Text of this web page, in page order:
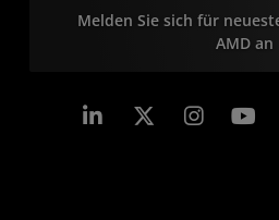
Melden Sie sich für
AMD an
LinkedIn